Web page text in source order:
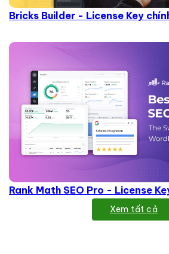
Bricks Builder - License Key
Rank Math SEO Pro - License
Xem tất cả